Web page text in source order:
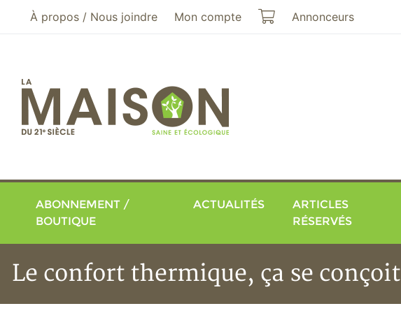
Aller au menu principal
Aller au contenu principal
À propos / Nous joindre Mon compte Mon panier
Annonceurs
ABONNEMENT /
BOUTIQUE
ACTUALITÉS
ARTICLES
RÉSERVÉS
Le confort thermique, ça se conçoit